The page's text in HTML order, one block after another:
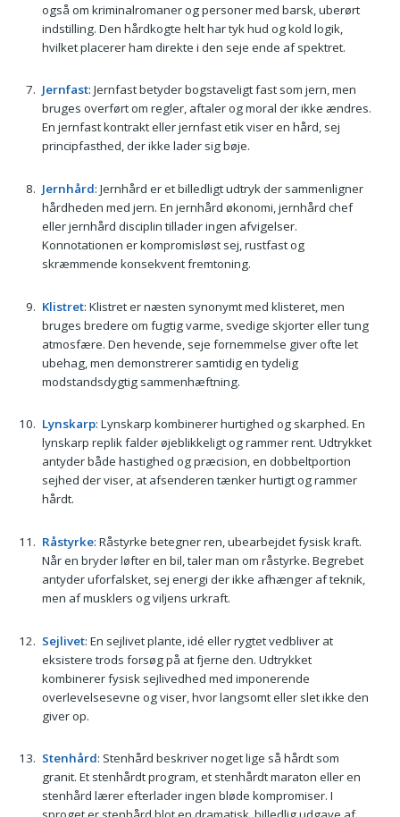
også om kriminalromaner og personer med barsk, uberørt
indstilling. Den hårdkogte helt har tyk hud og kold logik,
hvilket placerer ham direkte i den seje ende af spektret.
Jernfast: Jernfast betyder bogstaveligt fast som jern, men
bruges overført om regler, aftaler og moral der ikke ændres.
En jernfast kontrakt eller jernfast etik viser en hård, sej
principfasthed, der ikke lader sig bøje.
Jernhård: Jernhård er et billedligt udtryk der sammenligner
hårdheden med jern. En jernhård økonomi, jernhård chef
eller jernhård disciplin tillader ingen afvigelser.
Konnotationen er kompromisløst sej, rustfast og
skræmmende konsekvent fremtoning.
Klistret: Klistret er næsten synonymt med klisteret, men
bruges bredere om fugtig varme, svedige skjorter eller tung
atmosfære. Den hevende, seje fornemmelse giver ofte let
ubehag, men demonstrerer samtidig en tydelig
modstandsdygtig sammenhæftning.
Lynskarp: Lynskarp kombinerer hurtighed og skarphed. En
lynskarp replik falder øjeblikkeligt og rammer rent. Udtrykket
antyder både hastighed og præcision, en dobbeltportion
sejhed der viser, at afsenderen tænker hurtigt og rammer
hårdt.
Råstyrke: Råstyrke betegner ren, ubearbejdet fysisk kraft.
Når en bryder løfter en bil, taler man om råstyrke. Begrebet
antyder uforfalsket, sej energi der ikke afhænger af teknik,
men af musklers og viljens urkraft.
Sejlivet: En sejlivet plante, idé eller rygtet vedbliver at
eksistere trods forsøg på at fjerne den. Udtrykket
kombinerer fysisk sejlivedhed med imponerende
overlevelsesevne og viser, hvor langsomt eller slet ikke den
giver op.
Stenhård: Stenhård beskriver noget lige så hårdt som
granit. Et stenhårdt program, et stenhårdt maraton eller en
stenhård lærer efterlader ingen bløde kompromiser. I